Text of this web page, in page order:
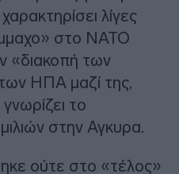
λίγες
στο ΝΑΤΟ
«διακοπή των
ΗΠΑ μαζί της,
το
στην Αγκυρα.
ούτε στο «τέλος»